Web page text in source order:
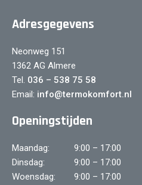
Adresgegevens
Neonweg 151
1362 AG Almere
Tel. 036 – 538 75 58
Email: info@termokomfort.nl
Openingstijden
Maandag:
9:00 – 17:00
Dinsdag:
9:00 – 17:00
Woensdag:
9:00 – 17:00